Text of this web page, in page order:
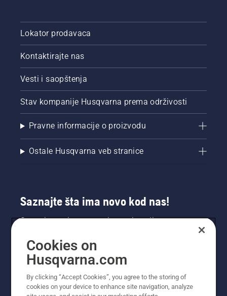
Lokator prodavaca
Kontaktirajte nas
Vesti i saopštenja
Stav kompanije Husqvarna prema održivosti
Pravne informacije o proizvodu
Ostale Husqvarna veb stranice
Saznajte šta ima novo kod nas!
Saznajte prvi sve o novim proizvodima,
Prijavite se na naš bilten ovde.
Cookies on
Husqvarna.com
By clicking “Accept Cookies”, you agree to the storing of
cookies on your device to enhance site navigation, analyze